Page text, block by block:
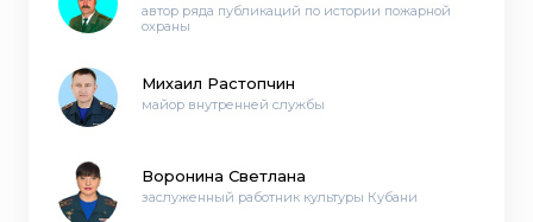
автор ряда публикаций по истории пожарной
охраны
Михаил Растопчин
майор внутренней службы
Воронина Светлана
заслуженный работник культуры Кубани